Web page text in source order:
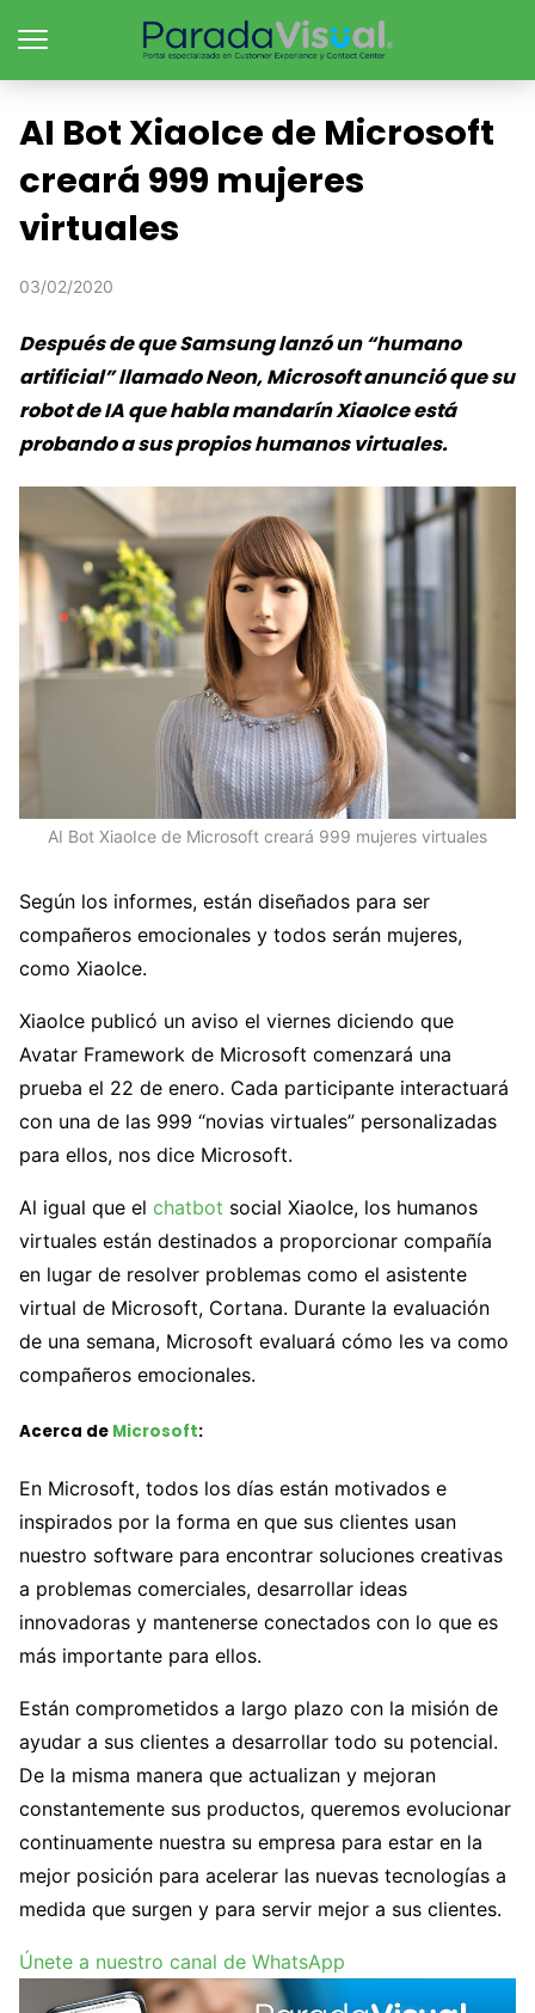
AI Bot XiaoIce de Microsoft
creará 999 mujeres
virtuales
03/02/2020
Después de que Samsung lanzó un “humano
artificial” llamado Neon, Microsoft anunció que su
robot de IA que habla mandarín XiaoIce está
probando a sus propios humanos virtuales.
AI Bot XiaoIce de Microsoft creará 999 mujeres virtuales
Según los informes, están diseñados para ser
compañeros emocionales y todos serán mujeres,
como XiaoIce.
XiaoIce publicó un aviso el viernes diciendo que
Avatar Framework de Microsoft comenzará una
prueba el 22 de enero. Cada participante interactuará
con una de las 999 “novias virtuales” personalizadas
para ellos, nos dice Microsoft.
Al igual que el chatbot social XiaoIce, los humanos
virtuales están destinados a proporcionar compañía
en lugar de resolver problemas como el asistente
virtual de Microsoft, Cortana. Durante la evaluación
de una semana, Microsoft evaluará cómo les va como
compañeros emocionales.
Acerca de Microsoft:
En Microsoft, todos los días están motivados e
inspirados por la forma en que sus clientes usan
nuestro software para encontrar soluciones creativas
a problemas comerciales, desarrollar ideas
innovadoras y mantenerse conectados con lo que es
más importante para ellos.
Están comprometidos a largo plazo con la misión de
ayudar a sus clientes a desarrollar todo su potencial.
De la misma manera que actualizan y mejoran
constantemente sus productos, queremos evolucionar
continuamente nuestra su empresa para estar en la
mejor posición para acelerar las nuevas tecnologías a
medida que surgen y para servir mejor a sus clientes.
Únete a nuestro canal de WhatsApp